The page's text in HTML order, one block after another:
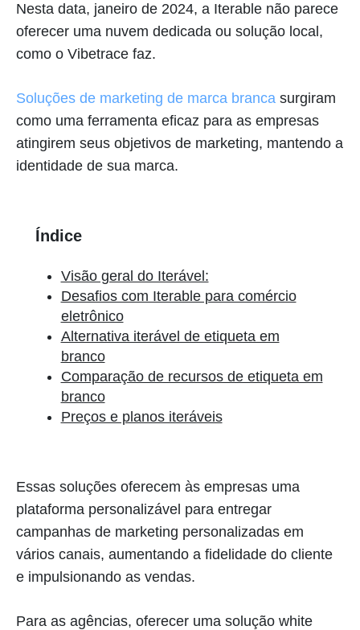
Nesta data, janeiro de 2024, a Iterable não parece
oferecer uma nuvem dedicada ou solução local,
como o Vibetrace faz.
Soluções de marketing de marca branca surgiram
como uma ferramenta eficaz para as empresas
atingirem seus objetivos de marketing, mantendo a
identidade de sua marca.
Índice
Visão geral do Iterável:
Desafios com Iterable para comércio
eletrônico
Alternativa iterável de etiqueta em
branco
Comparação de recursos de etiqueta em
branco
Preços e planos iteráveis
Essas soluções oferecem às empresas uma
plataforma personalizável para entregar
campanhas de marketing personalizadas em
vários canais, aumentando a fidelidade do cliente
e impulsionando as vendas.
Para as agências, oferecer uma solução white